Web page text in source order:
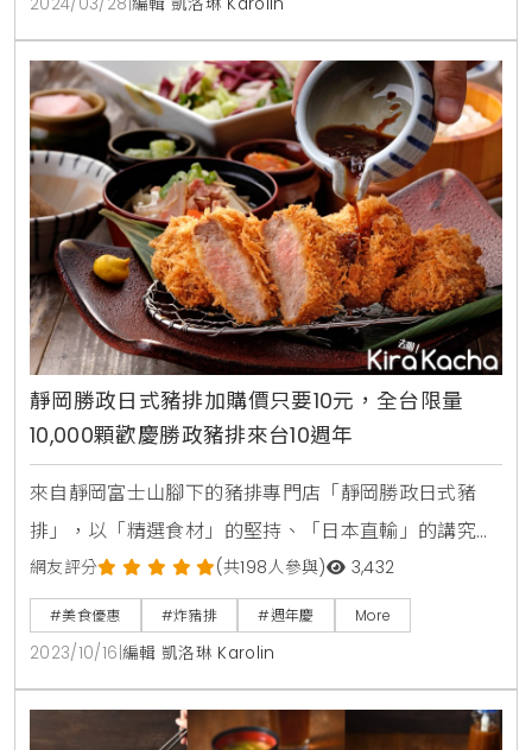
魚肚可免費吃866盤，大家還不快追蹤、抽起來！針對
爭鮮150萬會員，更規劃「瘋搶現金券」專屬活動，4/4
至4/7開啟爭鮮APP搶券，可
靜岡勝政日式豬排加購價只要10元，全台限量
10,000顆歡慶勝政豬排來台10週年
來自靜岡富士山腳下的豬排專門店「靜岡勝政日式豬
排」，以「精選食材」的堅持、「日本直輸」的講究，
延續品牌精神，獲得台灣網友票選前三大夢幻豬排的美
名。其「精選食材」嚴選香草飼料餵養、肉質Ｑ彈帶有
淡雅香草氣息的「香草豬」，以及來自西班牙的頂級
「伊比利豬」；伊比利豬最簡單可分為食用橡樹果飼育
成長的Bellota與一般飼料飼育的Cebo差異，「靜岡勝
網友評分 (共198人參與) 3,432
#美食優惠 #炸豬排 #週年慶 More
2023/10/16 編輯 凱洛琳 Karolin